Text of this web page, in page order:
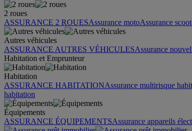
2 roues
ASSURANCE 2 ROUESAssurance motoAssurance
Autres véhicules
ASSURANCE AUTRES VÉHICULESAssurance
Habitation et Emprunteur
Habitation
ASSURANCE HABITATIONAssurance multirisque
habitation
Équipements
ASSURANCE ÉQUIPEMENTSAssurance appareils